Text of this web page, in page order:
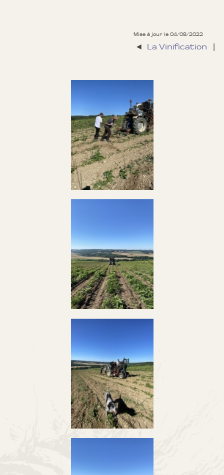
Mise à jour le 04/08/2022
◄ La Vinification |